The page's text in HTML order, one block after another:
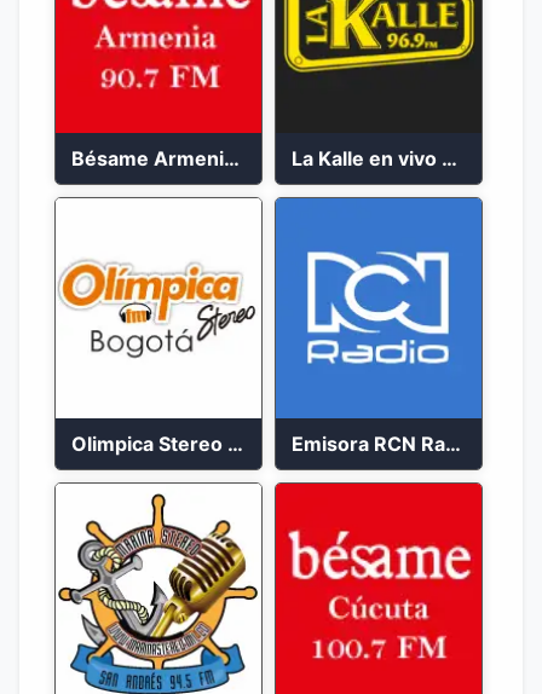
Bésame Armenia en vivo 2023 La Kalle en vivo 2023
Olimpica Stereo Bogotá 105.9 FM Vibrante Emisora RCN Radio 93.9 FM Bogotá